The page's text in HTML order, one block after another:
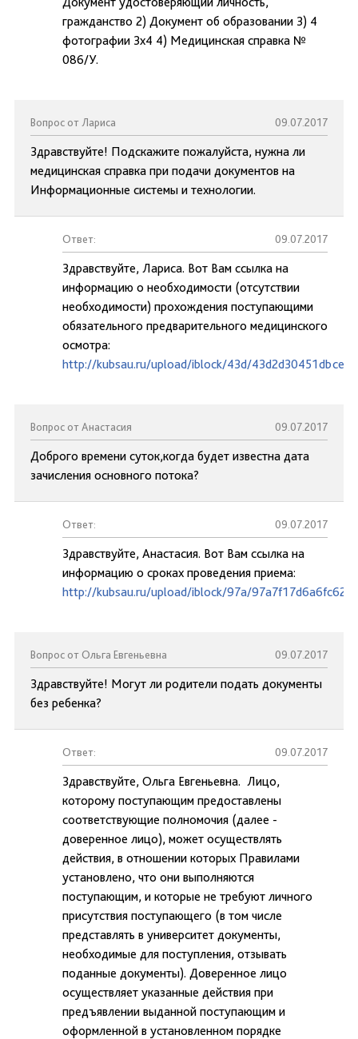
гражданство 2) Документ об образовании 3) 4
фотографии 3x4 4) Медицинская справка №
086/У.
Вопрос от Лариса 09.07.2017
Здравствуйте! Подскажите пожалуйста, нужна ли
медицинская справка при подачи документов на
Информационные системы и технологии.
Ответ: 09.07.2017
Здравствуйте, Лариса. Вот Вам ссылка на
информацию о необходимости (отсутствии
необходимости) прохождения поступающими
обязательного предварительного медицинского
осмотра:
http://kubsau.ru/upload/iblock/43d/
Вопрос от Анастасия 09.07.2017
Доброго времени суток,когда будет известна дата
зачисления основного потока?
Ответ: 09.07.2017
Здравствуйте, Анастасия. Вот Вам ссылка на
информацию о сроках проведения приема:
http://kubsau.ru/upload/iblock/97a/
Вопрос от Ольга Евгеньевна 09.07.2017
Здравствуйте! Могут ли родители подать документы
без ребенка?
Ответ: 09.07.2017
Здравствуйте, Ольга Евгеньевна. Лицо,
которому поступающим предоставлены
соответствующие полномочия (далее -
доверенное лицо), может осуществлять
действия, в отношении которых Правилами
установлено, что они выполняются
поступающим, и которые не требуют личного
присутствия поступающего (в том числе
представлять в университет документы,
необходимые для поступления, отзывать
поданные документы). Доверенное лицо
осуществляет указанные действия при
предъявлении выданной поступающим и
оформленной в установленном порядке